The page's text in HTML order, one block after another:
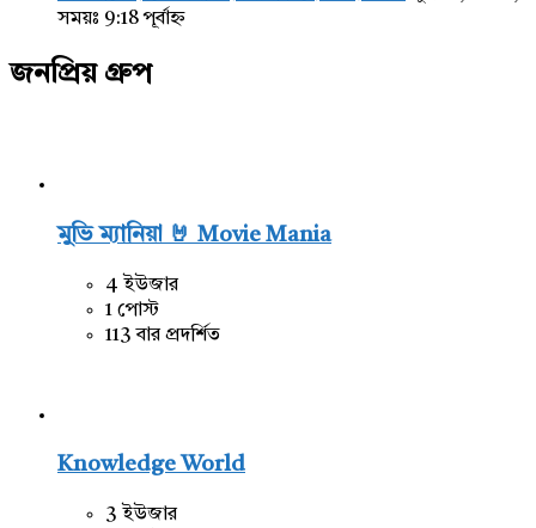
সময়ঃ 9:18 পূর্বাহ্ন
জনপ্রিয় গ্রুপ
মুভি ম্যানিয়া 🤘 Movie Mania
4 ইউজার
1 পোস্ট
113 বার প্রদর্শিত
Knowledge World
3 ইউজার